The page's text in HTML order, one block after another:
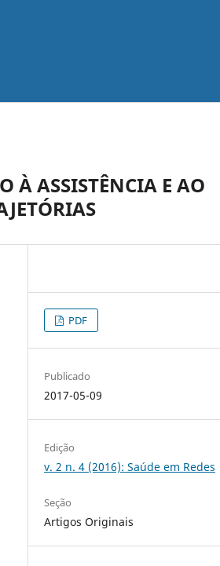
À ASSISTÊNCIA E AO
PDF
Publicado
2017-05-09
Edição
v. 2 n. 4 (2016): Saúde em Redes
Seção
Artigos Originais